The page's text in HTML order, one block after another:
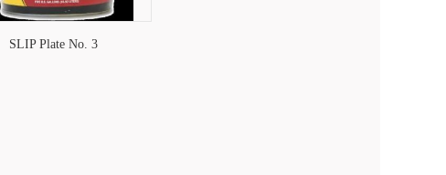
SLIP Plate No. 3